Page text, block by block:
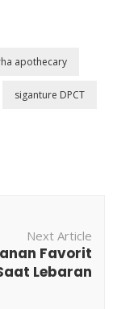
apothecary
siganture DPCT
Next Article
Favorit
Lebaran